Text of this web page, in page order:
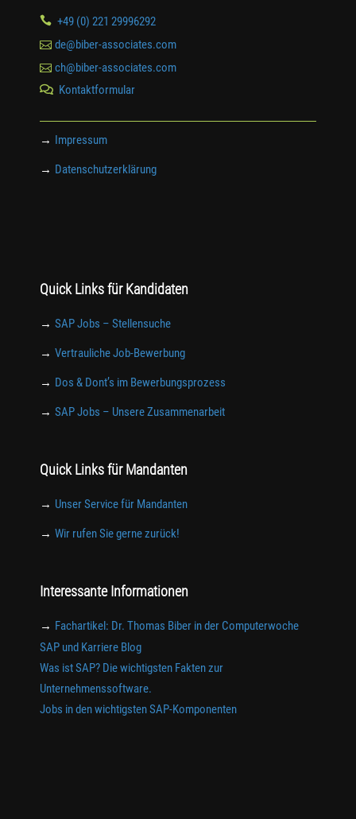
 +49 (0) 221 29996292
 de@biber-associates.com
 ch@biber-associates.com
 Kontaktformular
→ Impressum
→ Datenschutzerklärung
Quick Links für Kandidaten
→ SAP Jobs – Stellensuche
→ Vertrauliche Job-Bewerbung
→ Dos & Dont’s im Bewerbungsprozess
→ SAP Jobs – Unsere Zusammenarbeit
Quick Links für Mandanten
→ Unser Service für Mandanten
→ Wir rufen Sie gerne zurück!
Interessante Informationen
→ Fachartikel: Dr. Thomas Biber in der Computerwoche
SAP und Karriere Blog
Was ist SAP? Die wichtigsten Fakten zur
Unternehmenssoftware.
Jobs in den wichtigsten SAP-Komponenten